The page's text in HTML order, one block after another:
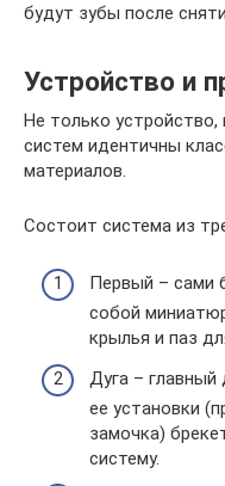
будут зубы после
Устройство и
Не только устройство,
систем идентичны
материалов.
Состоит система из
Первый – сами
собой
крылья и паз
Дуга –
ее установки
замочка)
систему.